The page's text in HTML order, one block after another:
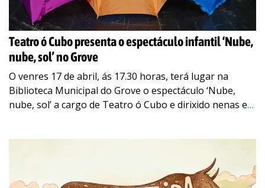
Teatro ó Cubo presenta o espectáculo infantil ‘Nube,
nube, sol’ no Grove
O venres 17 de abril, ás 17.30 horas, terá lugar na
Biblioteca Municipal do Grove o espectáculo ‘Nube,
nube, sol’ a cargo de Teatro ó Cubo e dirixido nenas e…